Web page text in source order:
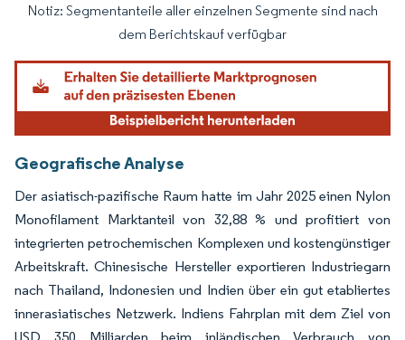
Bild © Mordor Intelligence. Wiederverwendung erfordert Namensnennung
Notiz: Segmentanteile aller einzelnen Segmente sind nach
dem Berichtskauf verfügbar
Geografische Analyse
Der asiatisch-pazifische Raum hatte im Jahr 2025 einen Nylon
Monofilament Marktanteil von 32,88 % und profitiert von
integrierten petrochemischen Komplexen und kostengünstiger
Arbeitskraft. Chinesische Hersteller exportieren Industriegarn
nach Thailand, Indonesien und Indien über ein gut etabliertes
innerasiatisches Netzwerk. Indiens Fahrplan mit dem Ziel von